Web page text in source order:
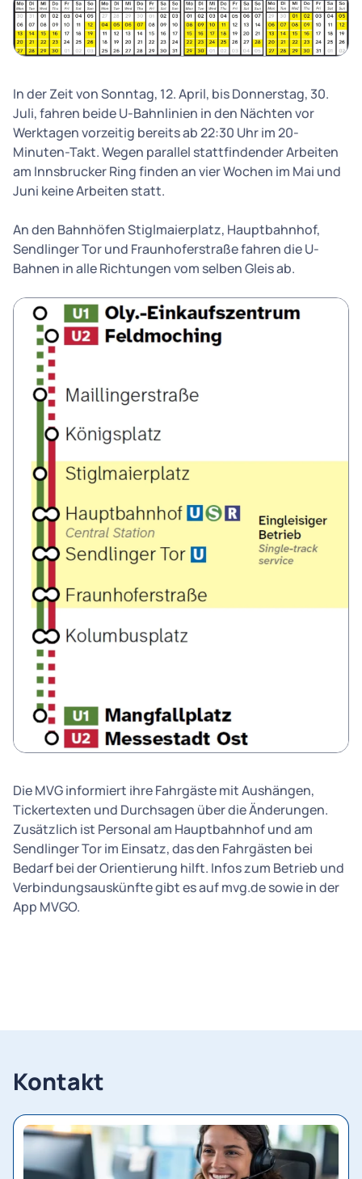
In der Zeit von Sonntag, 12. April, bis Donnerstag, 30.
Juli, fahren beide U-Bahnlinien in den Nächten vor
Werktagen vorzeitig bereits ab 22:30 Uhr im 20-
Minuten-Takt. Wegen parallel stattfindender Arbeiten
am Innsbrucker Ring finden an vier Wochen im Mai und
Juni keine Arbeiten statt.
An den Bahnhöfen Stiglmaierplatz, Hauptbahnhof,
Sendlinger Tor und Fraunhoferstraße fahren die U-
Bahnen in alle Richtungen vom selben Gleis ab.
Die MVG informiert ihre Fahrgäste mit Aushängen,
Tickertexten und Durchsagen über die Änderungen.
Zusätzlich ist Personal am Hauptbahnhof und am
Sendlinger Tor im Einsatz, das den Fahrgästen bei
Bedarf bei der Orientierung hilft. Infos zum Betrieb und
Verbindungsauskünfte gibt es auf mvg.de sowie in der
App MVGO.
Kontakt